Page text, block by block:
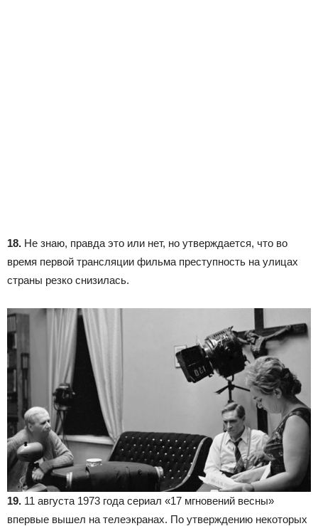
18. Не знаю, правда это или нет, но утверждается, что во
время первой трансляции фильма преступность на улицах
страны резко снизилась.
19. 11 августа 1973 года сериал «17 мгновений весны»
впервые вышел на телеэкранах. По утверждению некоторых